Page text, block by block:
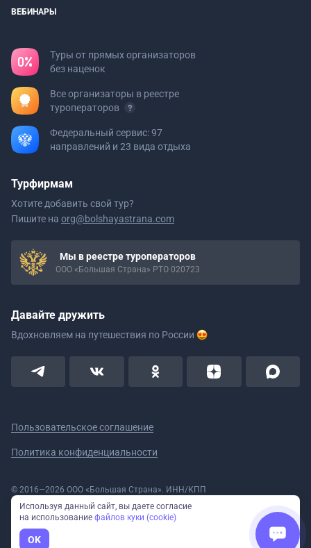
ВЕБИНАРЫ
Туры от прямых организаторов
без наценок
Все организаторы в реестре
туроператоров
Федеральный сервис: 97
направлений и 23 вида отдыха
Турфирмам
Хотите добавить свой тур?
Пишите на org@bolshayastrana.com
Мы в реестре туроператоров
ООО «Большая Страна» РТО 020723
Давайте дружить
Вдохновляем на путешествия по России
Пользовательское соглашение
Политика конфиденциальности
© 2016—2026 ООО «Большая Страна». ИНН/КПП
5908078160/590801001 ОГРН 1185958020533
Номер в реестре Роскомнадзора № 59-18-006319 (Приказ № 321 от
11.10.2018)
Полное или частичное копирование изображений и текстов возможно
только с указанием активной ссылки на сайт Большая Страна.
Используя данный сайт, вы даете согласие
на использование файлов куки (cookie)
OK